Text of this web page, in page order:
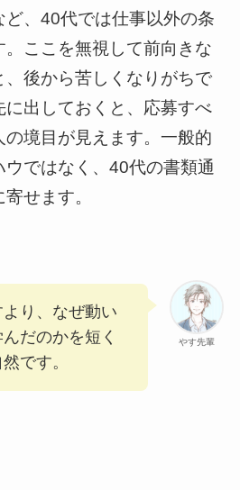
、40代では仕事以外の条
ここを無視して前向きな
後から苦しくなりがちで
出しておくと、応募すべ
の境目が見えます。一般的
ではなく、40代の書類通
せます。
やす先輩
り、なぜ動い
だのかを短く
です。